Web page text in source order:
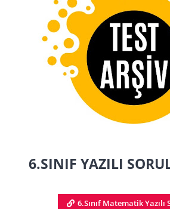
6.SINIF YAZILI
6.Sınıf Matematik Yazılı